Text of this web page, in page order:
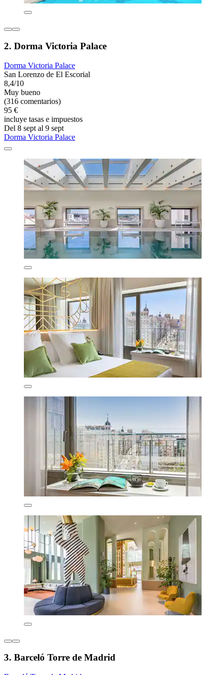
2. Dorma Victoria Palace
Dorma Victoria Palace
San Lorenzo de El Escorial
8,4/10
Muy bueno
(316 comentarios)
95 €
incluye tasas e impuestos
Del 8 sept al 9 sept
Dorma Victoria Palace
3. Barceló Torre de Madrid